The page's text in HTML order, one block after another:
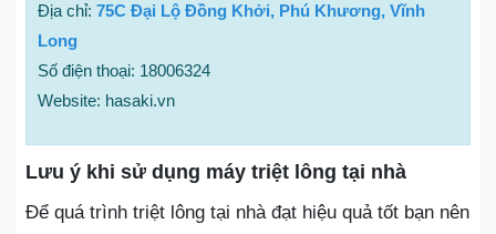
Địa chỉ: 75C Đại Lộ Đồng Khởi, Phú Khương, Vĩnh
Long
Số điện thoại: 18006324
Website: hasaki.vn
Lưu ý khi sử dụng máy triệt lông tại nhà
Để quá trình triệt lông tại nhà đạt hiệu quả tốt bạn nên